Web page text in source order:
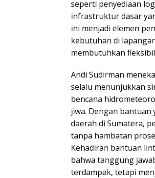
seperti penyediaan
infrastruktur dasar
ini menjadi elemen
kebutuhan di
membutuhkan
Andi Sudirman
selalu menunjukkan
bencana
jiwa. Dengan
daerah di Sumatera,
tanpa hambatan
Kehadiran bantuan
bahwa tanggung
terdampak, tetapi